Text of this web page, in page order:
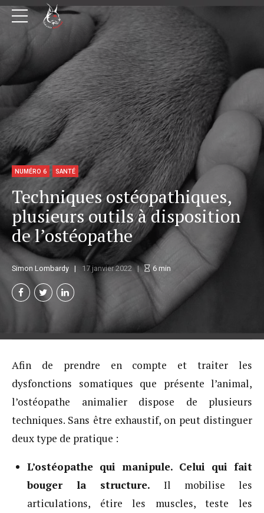
NUMÉRO 6 SANTÉ
Techniques ostéopathiques,
plusieurs outils à disposition
de l’ostéopathe
Simon Lombardy 17 janvier 2022 6 min
Afin de prendre en compte et traiter les
dysfonctions somatiques que présente l’animal,
l’ostéopathe animalier dispose de plusieurs
techniques. Sans être exhaustif, on peut distinguer
deux type de pratique :
L’ostéopathe qui manipule. Celui qui fait
bouger la structure. Il mobilise les
articulations, étire les muscles, teste les